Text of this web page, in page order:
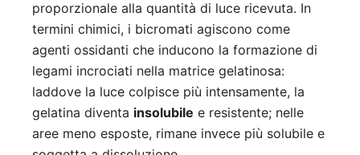
proporzionale alla quantità di luce ricevuta. In
termini chimici, i bicromati agiscono come
agenti ossidanti che inducono la formazione di
legami incrociati nella matrice gelatinosa:
laddove la luce colpisce più intensamente, la
gelatina diventa insolubile e resistente; nelle
aree meno esposte, rimane invece più solubile e